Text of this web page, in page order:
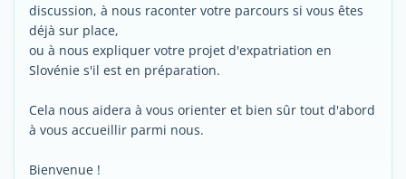
discussion, à nous raconter votre parcours si vous êtes
déjà sur place,
ou à nous expliquer votre projet d'expatriation en
Slovénie s'il est en préparation.
Cela nous aidera à vous orienter et bien sûr tout d'abord
à vous accueillir parmi nous.
Bienvenue !